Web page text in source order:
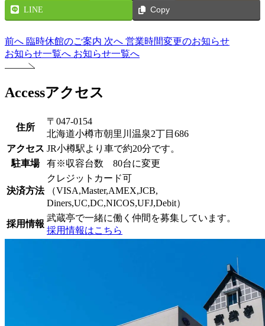
LINE Copy
前へ 臨時休館のご案内 次へ 営業時間変更のお知らせ
お知らせ一覧へ お知らせ一覧へ
Accessアクセス
住所
〒047-0154
北海道小樽市朝里川温泉2丁目686
アクセス JR小樽駅より車で約20分です。
駐車場
有※収容台数 80台に変更
決済方法
クレジットカード可
（VISA,Master,AMEX,JCB,
Diners,UC,DC,NICOS,UFJ,Debit）
採用情報
武蔵亭で一緒に働く仲間を募集しています。
採用情報はこちら